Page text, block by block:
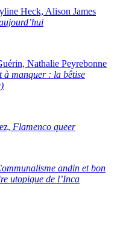
Heck, Alison James
Nathalie Peyrebonne
à manquer : la bêtise
Flamenco queer
andin et bon
utopique de l’Inca